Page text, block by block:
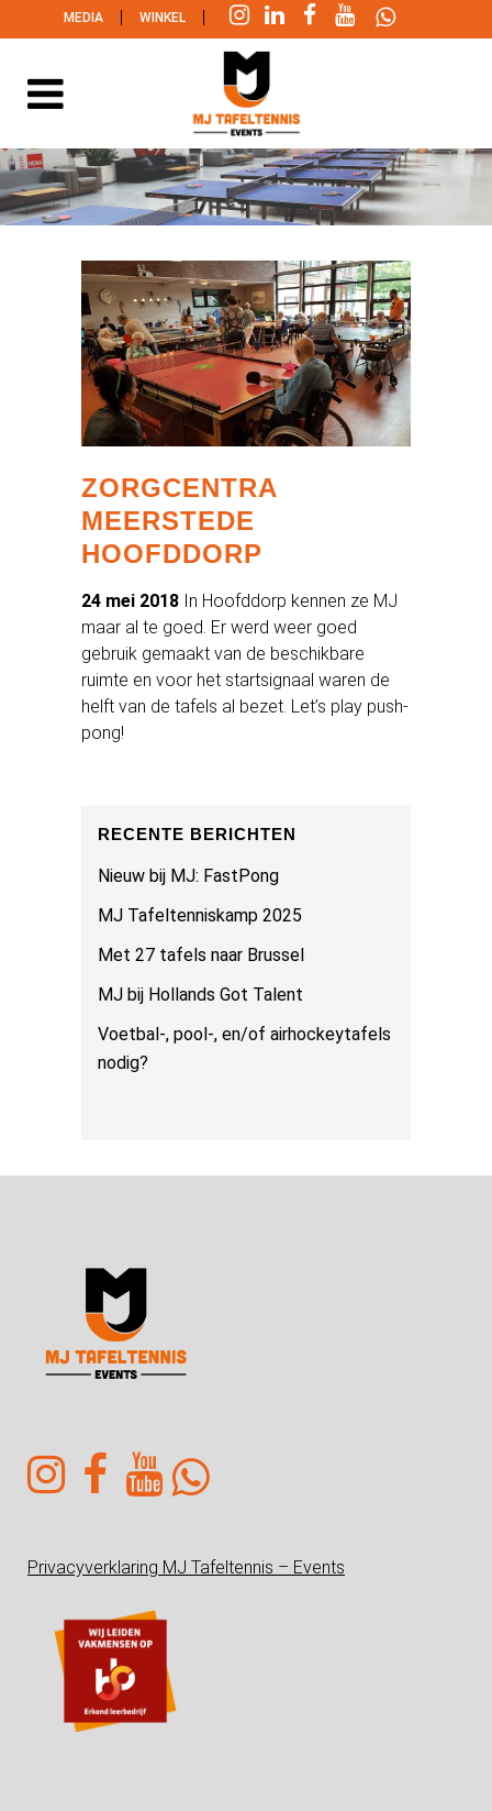
MEDIA | WINKEL |
ZORGCENTRA
MEERSTEDE
HOOFDDORP
24 mei 2018 In Hoofddorp kennen ze MJ
maar al te goed. Er werd weer goed
gebruik gemaakt van de beschikbare
ruimte en voor het startsignaal waren de
helft van de tafels al bezet. Let’s play push-
pong!
RECENTE BERICHTEN
Nieuw bij MJ: FastPong
MJ Tafeltenniskamp 2025
Met 27 tafels naar Brussel
MJ bij Hollands Got Talent
Voetbal-, pool-, en/of airhockeytafels
nodig?
Privacyverklaring MJ Tafeltennis – Events